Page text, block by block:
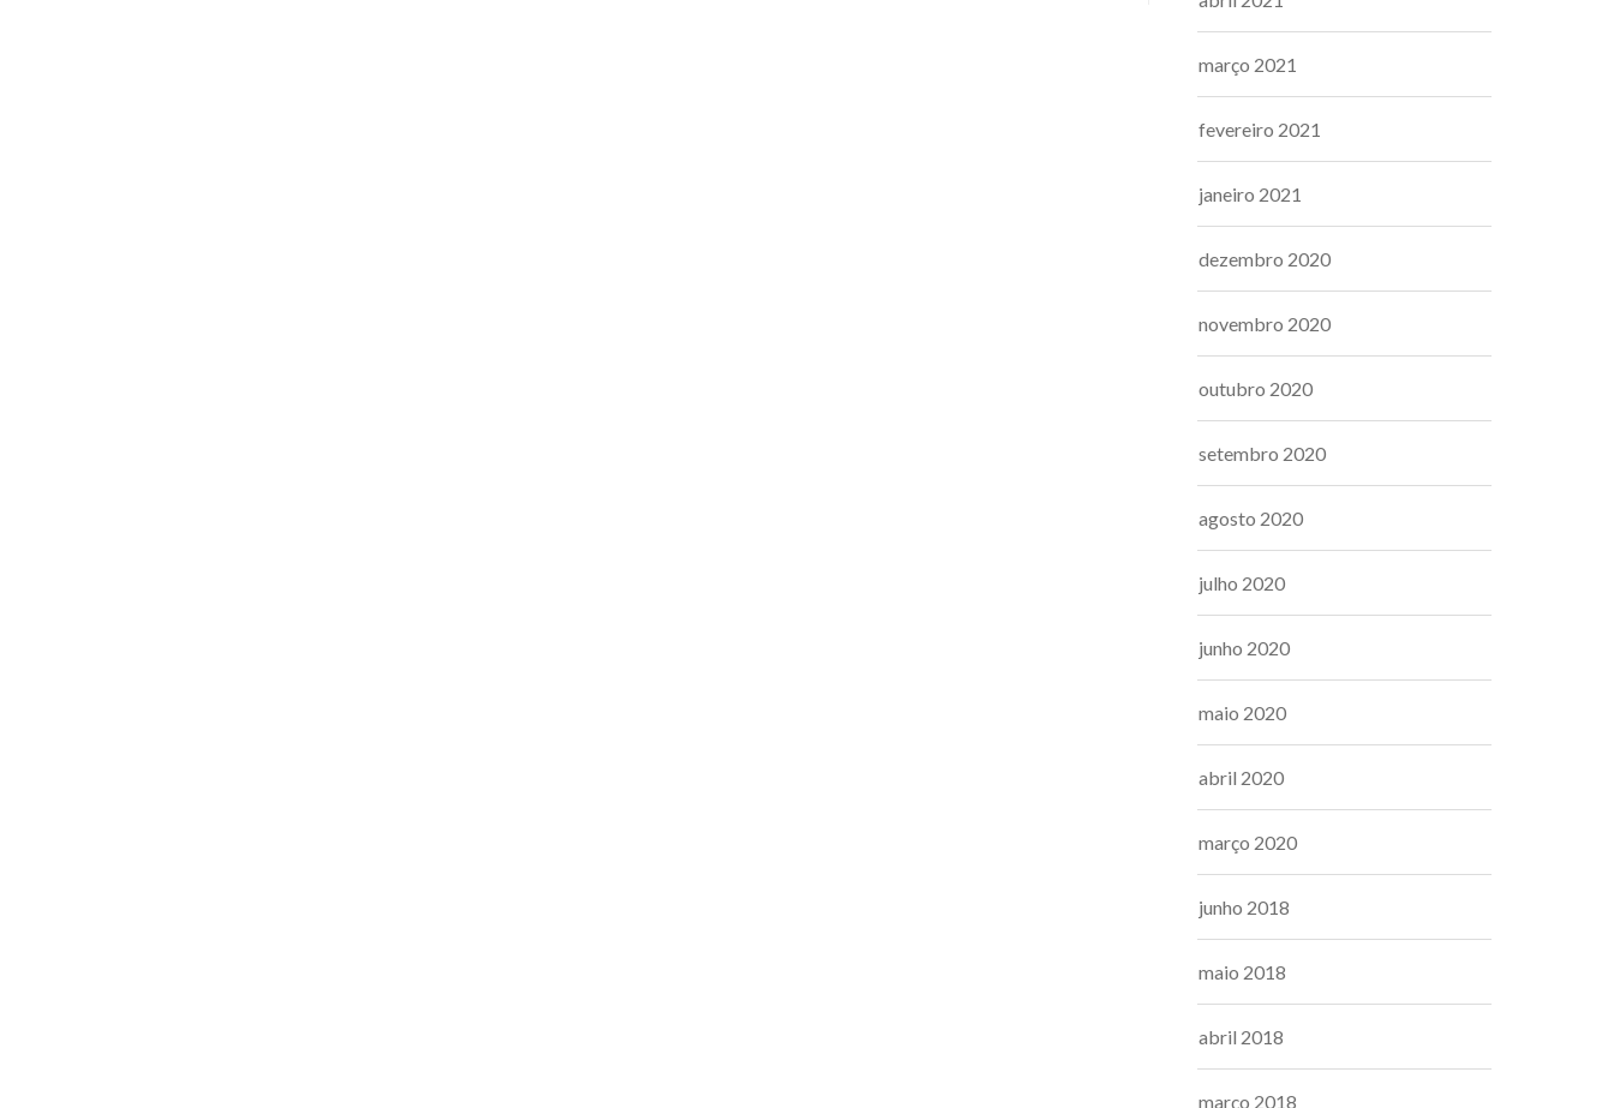
março 2021
fevereiro 2021
janeiro 2021
dezembro 2020
novembro 2020
outubro 2020
setembro 2020
agosto 2020
julho 2020
junho 2020
maio 2020
abril 2020
março 2020
junho 2018
maio 2018
abril 2018
março 2018